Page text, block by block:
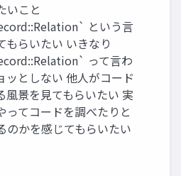
いこと
という言
もらいたい いきなり
って言わ
ッとしない 他人がコード
風景を見てもらいたい 実
ってコードを調べたりと
のかを感じてもらいたい